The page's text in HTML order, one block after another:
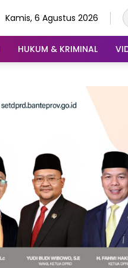
Kamis, 6 Agustus 2026
HUKUM & KRIMINAL